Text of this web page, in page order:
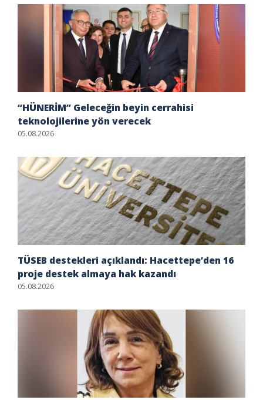
“HÜNERİM” Geleceğin beyin cerrahisi
teknolojilerine yön verecek
05.08.2026
TÜSEB destekleri açıklandı: Hacettepe’den 16
proje destek almaya hak kazandı
05.08.2026